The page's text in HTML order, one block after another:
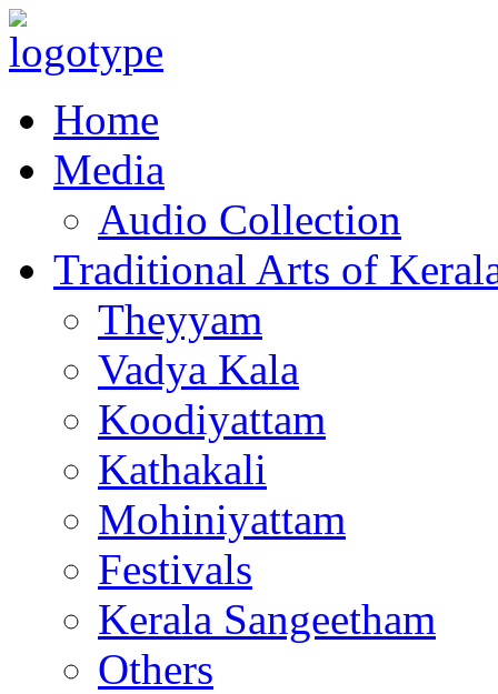
Home
Media
Audio Collection
Traditional Arts of
Theyyam
Vadya Kala
Koodiyattam
Kathakali
Mohiniyattam
Festivals
Kerala Sangeetham
Others